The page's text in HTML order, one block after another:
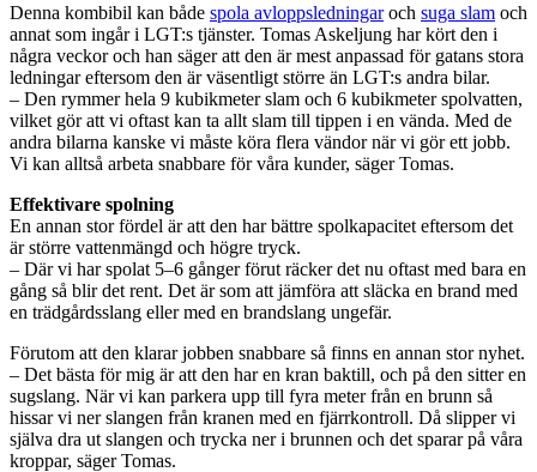
Denna kombibil kan både spola avloppsledningaroch suga slam och
annat som ingår i LGT:s tjänster. Tomas Askeljung har kört den i
några veckor och han säger att den är mest anpassad för gatans stora
ledningar eftersom den är väsentligt större än LGT:s andra bilar.
– Den rymmer hela 9 kubikmeter slam och 6 kubikmeter spolvatten,
vilket gör att vi oftast kan ta allt slam till tippen i en vända. Med de
andra bilarna kanske vi måste köra flera vändor när vi gör ett jobb.
Vi kan alltså arbeta snabbare för våra kunder, säger Tomas.
Effektivare spolning
En annan stor fördel är att den har bättre spolkapacitet eftersom det
är större vattenmängd och högre tryck.
– Där vi har spolat 5–6 gånger förut räcker det nu oftast med bara en
gång så blir det rent. Det är som att jämföra att släcka en brand med
en trädgårdsslang eller med en brandslang ungefär.
Förutom att den klarar jobben snabbare så finns en annan stor nyhet.
– Det bästa för mig är att den har en kran baktill, och på den sitter en
sugslang. När vi kan parkera upp till fyra meter från en brunn så
hissar vi ner slangen från kranen med en fjärrkontroll. Då slipper vi
själva dra ut slangen och trycka ner i brunnen och det sparar på våra
kroppar, säger Tomas.